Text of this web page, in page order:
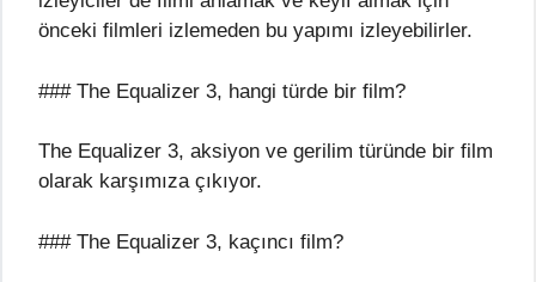
önceki filmleri izlemeden bu yapımı izleyebilirler.
### The Equalizer 3, hangi türde bir film?
The Equalizer 3, aksiyon ve gerilim türünde bir film
olarak karşımıza çıkıyor.
### The Equalizer 3, kaçıncı film?